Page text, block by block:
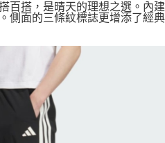
百搭，是晴天的理想之選。內建
側面的三條紋標誌更增添了經典